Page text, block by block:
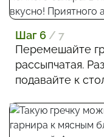
Шаг 6 / 7
Перемешайте
рассыпчатая.
подавайте к